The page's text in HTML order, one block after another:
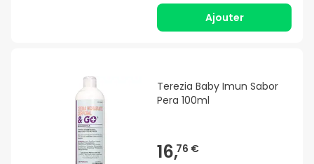
Ajouter
Terezia Baby Imun Sabor
Pera 100ml
16,76 €